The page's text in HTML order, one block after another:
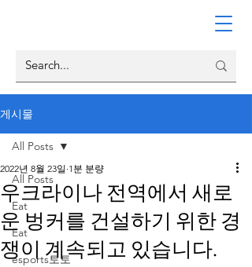
게시물
All Posts
Eat
Eat
esports토토
All Posts
우크라이나 전역에서 새로
운 벙커를 건설하기 위한 경
쟁이 계속되고 있습니다.
2022년 8월 23일 1분 분량